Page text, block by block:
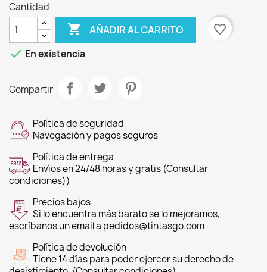
Cantidad
 AÑADIR AL CARRITO
favorite_border
 En existencia
Compartir
Política de seguridad
Navegación y pagos seguros
Política de entrega
Envíos en 24/48 horas y gratis (Consultar
condiciones))
Precios bajos
Si lo encuentra más barato se lo mejoramos,
escríbanos un email a pedidos@tintasgo.com
Política de devolución
Tiene 14 días para poder ejercer su derecho de